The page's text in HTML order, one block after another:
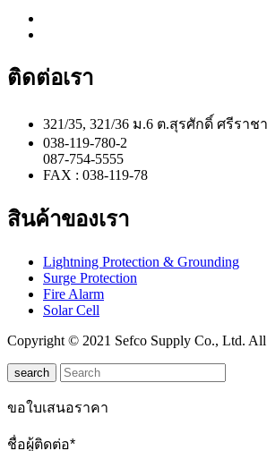
ติดต่อเรา
321/35, 321/36 ม.6 ต.สุรศักดิ์ ศรีราช
038-119-780-2
087-754-5555
FAX : 038-119-78
สินค้าของเรา
Lightning Protection & Grounding
Surge Protection
Fire Alarm
Solar Cell
Copyright © 2021 Sefco Supply Co., Ltd. All
search
ขอใบเสนอราคา
ชื่อผู้ติดต่อ*